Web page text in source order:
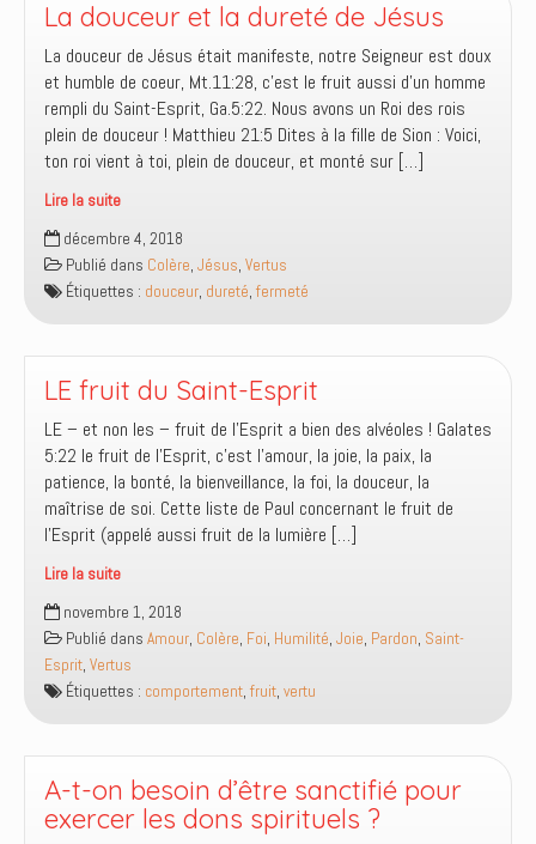
semblable
58:7)
La douceur et la dureté de Jésus
La douceur de Jésus était manifeste, notre Seigneur est doux
et humble de coeur, Mt.11:28, c’est le fruit aussi d’un homme
rempli du Saint-Esprit, Ga.5:22. Nous avons un Roi des rois
plein de douceur ! Matthieu 21:5 Dites à la fille de Sion : Voici,
ton roi vient à toi, plein de douceur, et monté sur […]
Lire la suite
La
douceur
et
la
de
Jésus
décembre 4, 2018
Publié dans Colère, Jésus, Vertus
Étiquettes : douceur, dureté, fermeté
LE fruit du Saint-Esprit
LE – et non les – fruit de l’Esprit a bien des alvéoles ! Galates
5:22 le fruit de l’Esprit, c’est l’amour, la joie, la paix, la
patience, la bonté, la bienveillance, la foi, la douceur, la
maîtrise de soi. Cette liste de Paul concernant le fruit de
l’Esprit (appelé aussi fruit de la lumière […]
Lire la suite
LE
fruit
du
Saint-
Esprit
novembre 1, 2018
Publié dans Amour, Colère, Foi, Humilité, Joie, Pardon, Saint-
Esprit, Vertus
Étiquettes : comportement, fruit, vertu
A-t-on besoin d’être sanctifié pour
exercer les dons spirituels ?